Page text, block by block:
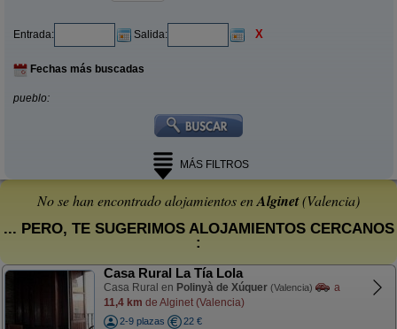
Entrada: Salida: X
Fechas más buscadas
pueblo:
MÁS FILTROS
No se han encontrado alojamientos enAlginet(Valencia)
... PERO, TE SUGERIMOS ALOJAMIENTOS CERCANOS
:
Casa Rural La Tía Lola
Casa Rural en Polinyà de Xúquer (Valencia)
a
11,4 km de Alginet (Valencia)
2-9 plazas
22 €